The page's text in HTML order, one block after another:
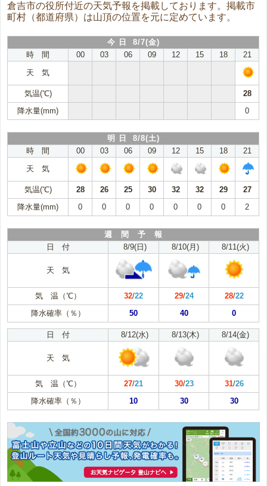
倉吉市の役所付近の天気予報を掲載しております。掲載市
町村（都道府県）は山頂の位置を元に定めています。
今 日 8/7(金)
時 間
00 03 06 09 12 15 18
21
天 気
気温(℃)
28
降水量(mm)
0
明 日 8/8(土)
時 間
00 03 06 09 12 15 18
21
天 気
気温(℃) 28 26 25 30 32 32 29
27
降水量(mm)
0 0 0 0 0 0 0 2
週 間 予 報
日 付
8/9(日) 8/10(月) 8/11(火)
天 気
気 温（℃） 32/22 29/24 28/22
降水確率（％）
50 40 0
日 付 8/12(水) 8/13(木) 8/14(金)
天 気
気 温（℃） 27/21 30/23 31/26
降水確率（％）
10 30 30